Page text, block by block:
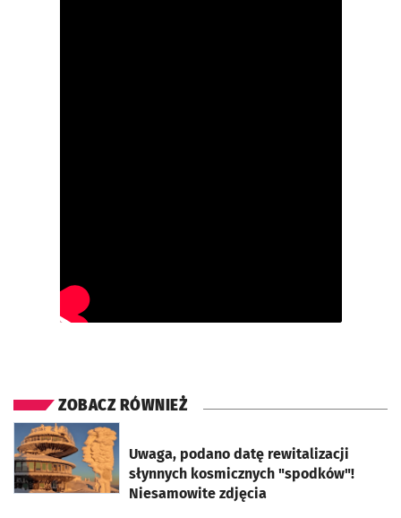
ZOBACZ RÓWNIEŻ
Uwaga, podano datę rewitalizacji
słynnych kosmicznych "spodków"!
Niesamowite zdjęcia
otworzy się w nowej karcie